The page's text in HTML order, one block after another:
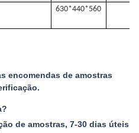
630*440*560
encomendas de amostras
de amostras, 7-30 dias úteis